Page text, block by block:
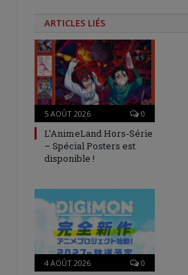
ARTICLES LIÉS
5 AOÛT 2026 0
L’AnimeLand Hors-Série
– Spécial Posters est
disponible !
4 AOÛT 2026 0